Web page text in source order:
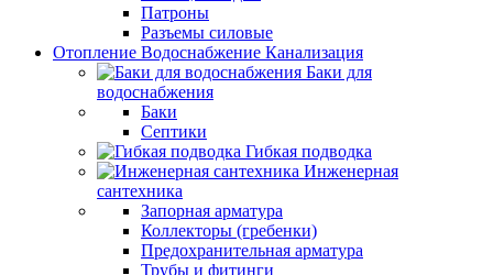
Патроны
Разъемы силовые
Отопление Водоснабжение Канализация
Баки для
водоснабжения
Баки
Септики
Гибкая подводка
Инженерная
сантехника
Запорная арматура
Коллекторы (гребенки)
Предохранительная арматура
Трубы и фитинги